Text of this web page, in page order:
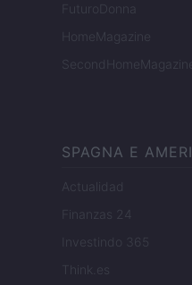
FuturoDonna
HomeMagazine
SecondHomeMagazine
SPAGNA E
Actualidad
Finanzas 24
Investindo 365
Think.es